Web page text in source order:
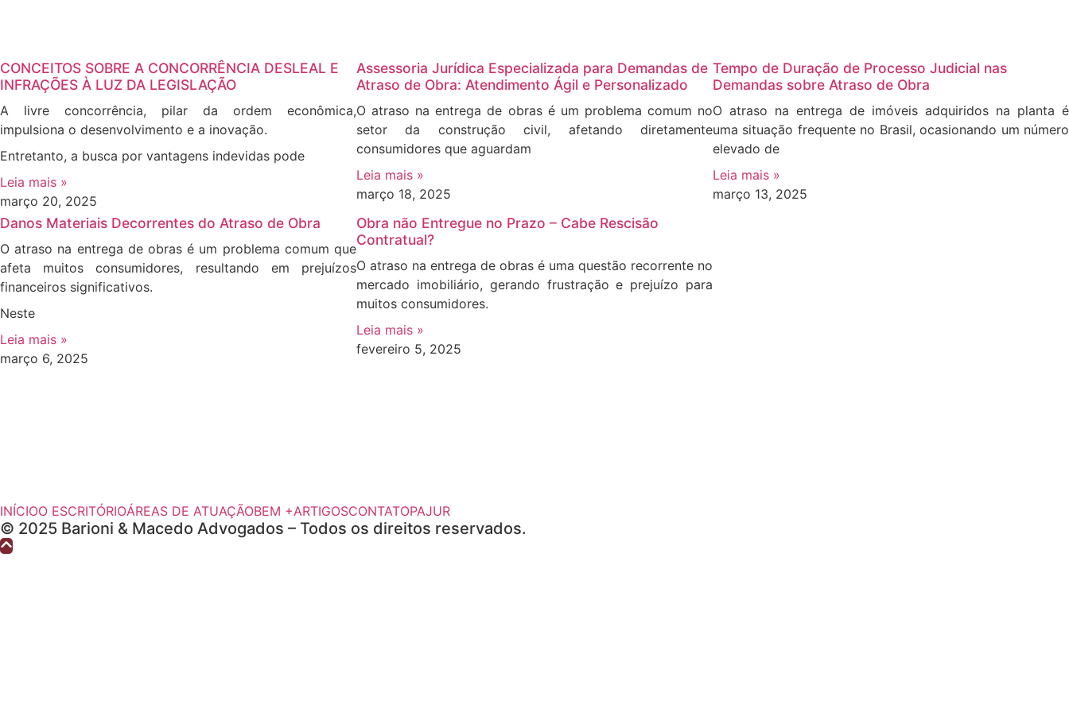
CONCEITOS SOBRE A CONCORRÊNCIA DESLEAL E
INFRAÇÕES À LUZ DA LEGISLAÇÃO
A livre concorrência, pilar da ordem econômica,
impulsiona o desenvolvimento e a inovação.
Entretanto, a busca por vantagens indevidas pode
Leia mais »
março 20, 2025
Assessoria Jurídica Especializada para Demandas de
Atraso de Obra: Atendimento Ágil e Personalizado
O atraso na entrega de obras é um problema comum no
setor da construção civil, afetando diretamente
consumidores que aguardam
Leia mais »
março 18, 2025
Tempo de Duração de Processo Judicial nas
Demandas sobre Atraso de Obra
O atraso na entrega de imóveis adquiridos na planta é
uma situação frequente no Brasil, ocasionando um número
elevado de
Leia mais »
março 13, 2025
Danos Materiais Decorrentes do Atraso de Obra
O atraso na entrega de obras é um problema comum que
afeta muitos consumidores, resultando em prejuízos
financeiros significativos.
Neste
Leia mais »
março 6, 2025
Obra não Entregue no Prazo – Cabe Rescisão
Contratual?
O atraso na entrega de obras é uma questão recorrente no
mercado imobiliário, gerando frustração e prejuízo para
muitos consumidores.
Leia mais »
fevereiro 5, 2025
INÍCIOO ESCRITÓRIOÁREAS DE ATUAÇÃOBEM +ARTIGOSCONTATOPAJUR
© 2025 Barioni & Macedo Advogados – Todos os direitos reservados.